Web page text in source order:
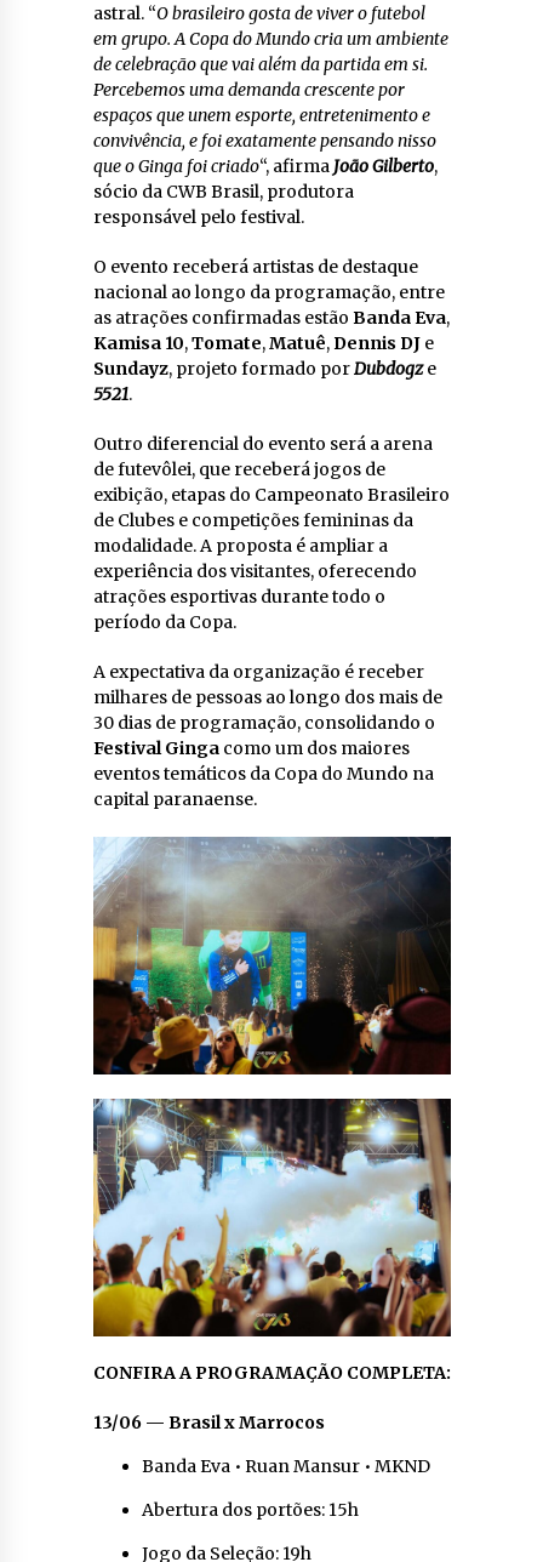
astral. “O brasileiro gosta de viver o futebol
em grupo. A Copa do Mundo cria um ambiente
de celebração que vai além da partida em si.
Percebemos uma demanda crescente por
espaços que unem esporte, entretenimento e
convivência, e foi exatamente pensando nisso
que o Ginga foi criado“, afirma João Gilberto,
sócio da CWB Brasil, produtora
responsável pelo festival.
O evento receberá artistas de destaque
nacional ao longo da programação, entre
as atrações confirmadas estão Banda Eva,
Kamisa 10,Tomate,Matuê,Dennis DJe
Sundayz, projeto formado porDubdogze
5521.
Outro diferencial do evento será a arena
de futevôlei, que receberá jogos de
exibição, etapas do Campeonato Brasileiro
de Clubes e competições femininas da
modalidade. A proposta é ampliar a
experiência dos visitantes, oferecendo
atrações esportivas durante todo o
período da Copa.
A expectativa da organização é receber
milhares de pessoas ao longo dos mais de
30 dias de programação, consolidando o
Festival Gingacomo um dos maiores
eventos temáticos da Copa do Mundo na
capital paranaense.
CONFIRA A PROGRAMAÇÃO COMPLETA:
13/06 — Brasil x Marrocos
Banda Eva • Ruan Mansur • MKND
Abertura dos portões: 15h
Jogo da Seleção: 19h